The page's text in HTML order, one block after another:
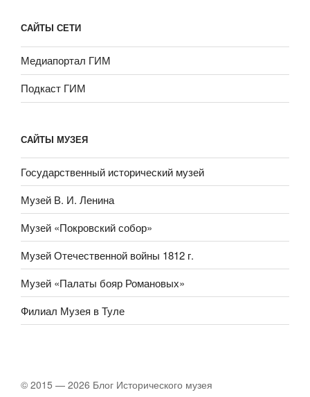
САЙТЫ СЕТИ
Медиапортал ГИМ
Подкаст ГИМ
САЙТЫ МУЗЕЯ
Государственный исторический музей
Музей В. И. Ленина
Музей «Покровский собор»
Музей Отечественной войны 1812 г.
Музей «Палаты бояр Романовых»
Филиал Музея в Туле
© 2015 — 2026 Блог Исторического музея